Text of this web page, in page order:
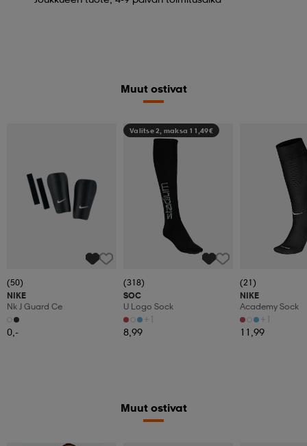
Muut ostivat
(50)
NIKE
Nk J Guard Ce
0,-
Valitse 2, maksa 11,49€
(318)
SOC
U Logo Sock
+1
8,99
(21)
NIKE
Academy Sock
+1
11,99
Muut ostivat